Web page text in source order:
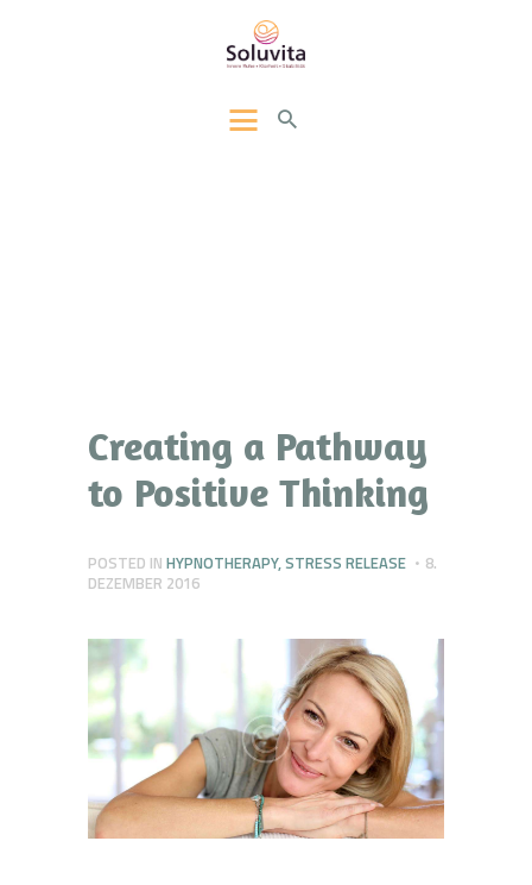
SOLUVITA
Creating a Pathway
to Positive Thinking
POSTED IN HYPNOTHERAPY,STRESS RELEASE
8.
DEZEMBER 2016